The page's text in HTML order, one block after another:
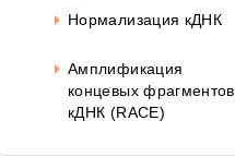
Нормализация кДНК
Амплификация
концевых фрагментов
кДНК (RACE)